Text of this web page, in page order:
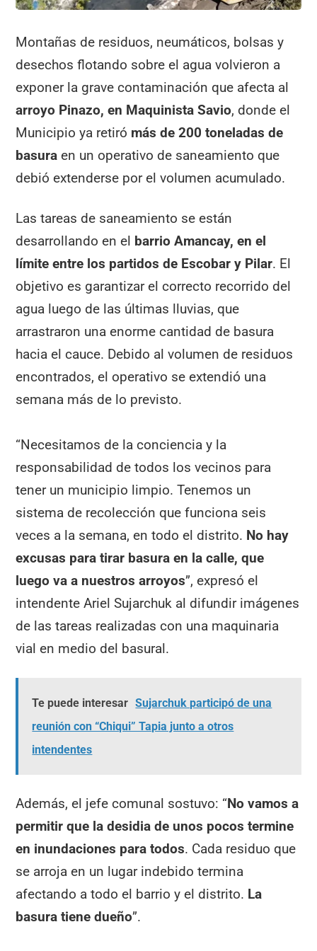
Montañas de residuos, neumáticos, bolsas y
desechos flotando sobre el agua volvieron a
exponer la grave contaminación que afecta al
arroyo Pinazo, en Maquinista Savio, donde el
Municipio ya retiró más de 200 toneladas de
basuraen un operativo de saneamiento que
debió extenderse por el volumen acumulado.
Las tareas de saneamiento se están
desarrollando en el barrio Amancay, en el
límite entre los partidos de Escobar y Pilar. El
objetivo es garantizar el correcto recorrido del
agua luego de las últimas lluvias, que
arrastraron una enorme cantidad de basura
hacia el cauce. Debido al volumen de residuos
encontrados, el operativo se extendió una
semana más de lo previsto.
“Necesitamos de la conciencia y la
responsabilidad de todos los vecinos para
tener un municipio limpio. Tenemos un
sistema de recolección que funciona seis
veces a la semana, en todo el distrito. No hay
excusas para tirar basura en la calle, que
luego va a nuestros arroyos”, expresó el
intendente Ariel Sujarchuk al difundir imágenes
de las tareas realizadas con una maquinaria
vial en medio del basural.
Te puede interesar Sujarchuk participó de una
reunión con “Chiqui” Tapia junto a otros
intendentes
Además, el jefe comunal sostuvo: “No vamos a
permitir que la desidia de unos pocos termine
en inundaciones para todos. Cada residuo que
se arroja en un lugar indebido termina
afectando a todo el barrio y el distrito. La
basura tiene dueño”.